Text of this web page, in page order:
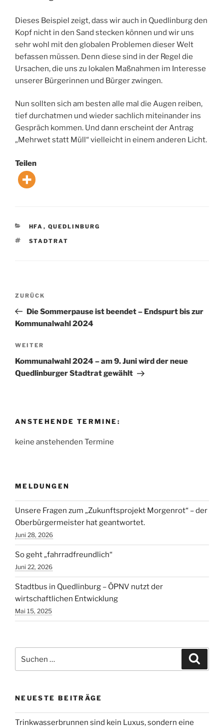
Dieses Beispiel zeigt, dass wir auch in Quedlinburg den
Kopf nicht in den Sand stecken können und wir uns
sehr wohl mit den globalen Problemen dieser Welt
befassen müssen. Denn diese sind in der Regel die
Ursachen, die uns zu lokalen Maßnahmen im Interesse
unserer Bürgerinnen und Bürger zwingen.
Nun sollten sich am besten alle mal die Augen reiben,
tief durchatmen und wieder sachlich miteinander ins
Gespräch kommen. Und dann erscheint der Antrag
„Mehrwet statt Müll“ vielleicht in einem anderen Licht.
Teilen
KATEGORIEN
HFA , QUEDLINBURG
SCHLAGWÖRTER
STADTRAT
Beitragsnavigation
Vorheriger
Beitrag
ZURÜCK
Die Sommerpause ist beendet – Endspurt bis zur
Kommunalwahl 2024
Nächster
Beitrag
WEITER
Kommunalwahl 2024 – am 9. Juni wird der neue
Quedlinburger Stadtrat gewählt
ANSTEHENDE TERMINE:
keine anstehenden Termine
MELDUNGEN
Unsere Fragen zum „Zukunftsprojekt Morgenrot“ – der
Oberbürgermeister hat geantwortet.
Juni 28, 2026
So geht „fahrradfreundlich“
Juni 22, 2026
Stadtbus in Quedlinburg – ÖPNV nutzt der
wirtschaftlichen Entwicklung
Mai 15, 2025
nach:
NEUESTE BEITRÄGE
Trinkwasserbrunnen sind kein Luxus, sondern eine